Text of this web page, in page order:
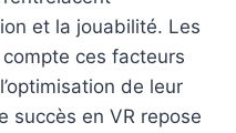
et la jouabilité. Les
ces facteurs
de leur
succès en VR repose